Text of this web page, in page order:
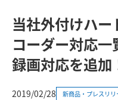
当社外付けハー
コーダー対応
録画対応を追加
2019/02/28 新商品・プレスリリ